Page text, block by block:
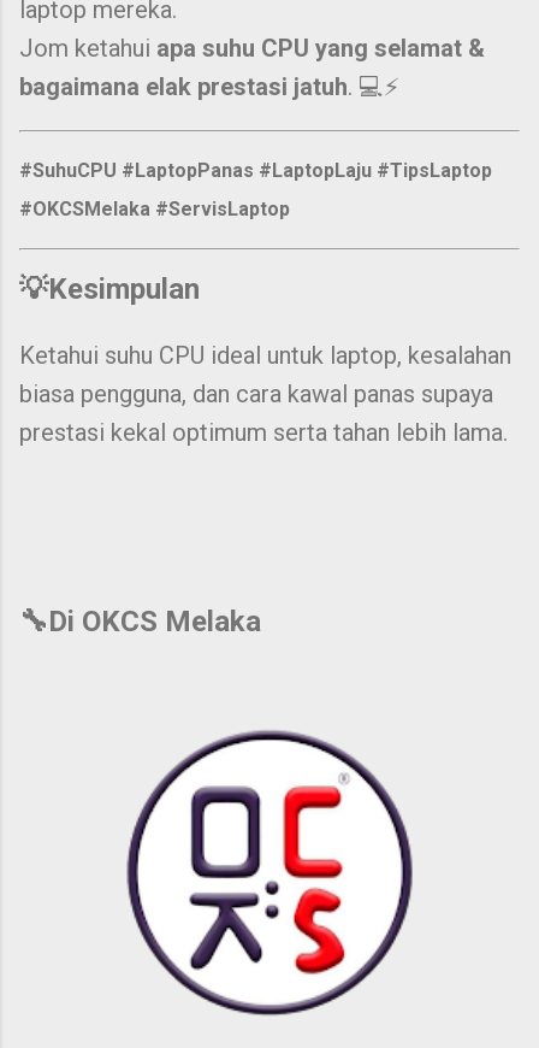
laptop mereka.
Jom ketahui apa suhu CPU yang selamat &
bagaimana elak prestasi jatuh. 💻⚡
#SuhuCPU #LaptopPanas #LaptopLaju #TipsLaptop
#OKCSMelaka #ServisLaptop
💡Kesimpulan
Ketahui suhu CPU ideal untuk laptop, kesalahan
biasa pengguna, dan cara kawal panas supaya
prestasi kekal optimum serta tahan lebih lama.
🔧Di OKCS Melaka